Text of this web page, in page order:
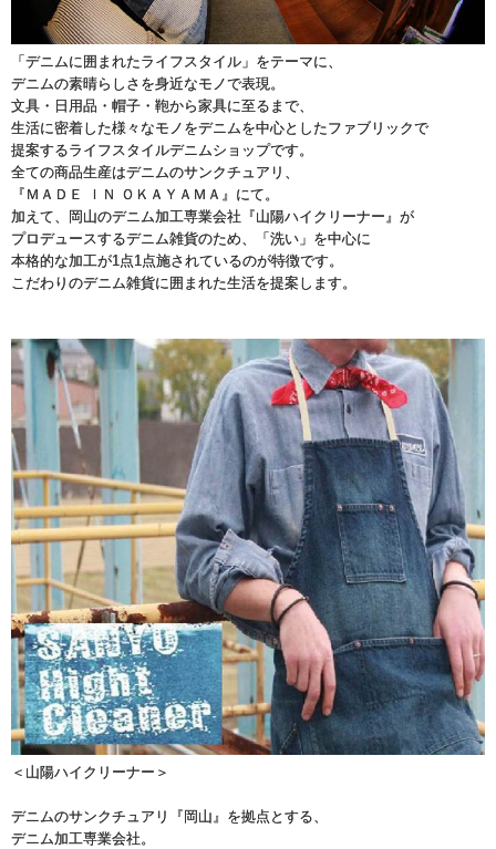
「デニムに囲まれたライフスタイル」をテーマに、
デニムの素晴らしさを身近なモノで表現。
文具・日用品・帽子・鞄から家具に至るまで、
生活に密着した様々なモノをデニムを中心としたファブリックで
提案するライフスタイルデニムショップです。
全ての商品生産はデニムのサンクチュアリ、
『ＭＡＤＥ ＩＮ ＯＫＡＹＡＭＡ』にて。
加えて、岡山のデニム加工専業会社『山陽ハイクリーナー』が
プロデュースするデニム雑貨のため、「洗い」を中心に
本格的な加工が1点1点施されているのが特徴です。
こだわりのデニム雑貨に囲まれた生活を提案します。
＜山陽ハイクリーナー＞
デニムのサンクチュアリ『岡山』を拠点とする、
デニム加工専業会社。